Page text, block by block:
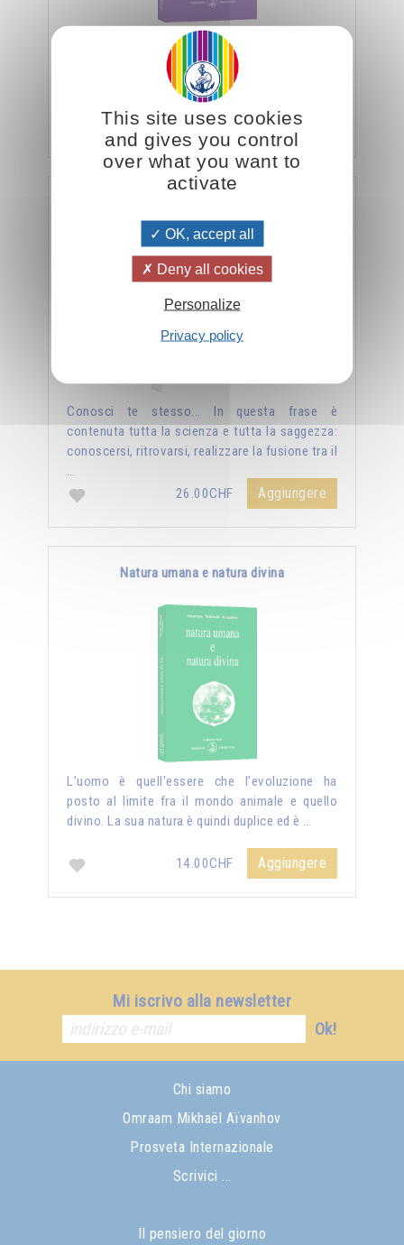
La struttura psichica dell’essere umano viene
presentata con estrema chiarezza nelle sue
dimensioni più profonde…per scoprire il nostro
14.00CHF
Aggiungere
Conosci te stesso... In questa frase è
contenuta tutta la scienza e tutta la saggezza:
conoscersi, ritrovarsi, realizzare la fusione tra il
…
26.00CHF
Aggiungere
Natura umana e natura divina
L’uomo è quell’essere che l’evoluzione ha
posto al limite fra il mondo animale e quello
divino. La sua natura è quindi duplice ed è …
14.00CHF Aggiungere
Mi iscrivo alla newsletter
Ok!
Chi siamo
Omraam Mikhaël Aïvanhov
Prosveta Internazionale
Scrivici ...
Il pensiero del giorno
This site uses cookies
and gives you control
over what you want to
activate
OK, accept all
Deny all cookies
Personalize
Privacy policy